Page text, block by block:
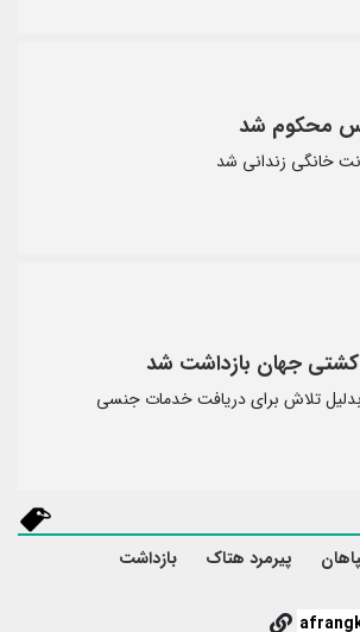
محکوم شد
خانگی زندانی شد
کشتی جهان بازداشت شد
بدلیل تلاش برای دریافت خدمات جنسی
پیرمرد هتاک بازداشت